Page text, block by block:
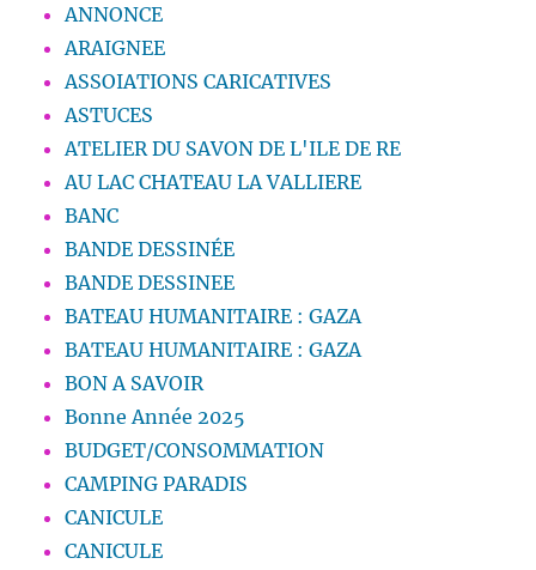
ANNONCE
ARAIGNEE
ASSOIATIONS CARICATIVES
ASTUCES
ATELIER DU SAVON DE L'ILE DE RE
AU LAC CHATEAU LA VALLIERE
BANC
BANDE DESSINÉE
BANDE DESSINEE
BATEAU HUMANITAIRE : GAZA
BATEAU HUMANITAIRE : GAZA
BON A SAVOIR
Bonne Année 2025
BUDGET/CONSOMMATION
CAMPING PARADIS
CANICULE
CANICULE